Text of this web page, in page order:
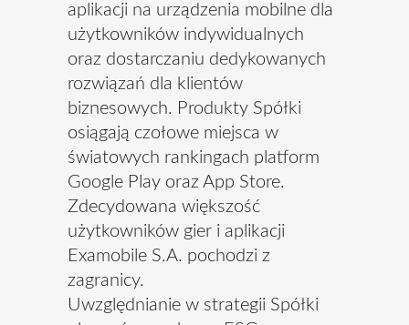
aplikacji na urządzenia mobilne dla
użytkowników indywidualnych
oraz dostarczaniu dedykowanych
rozwiązań dla klientów
biznesowych. Produkty Spółki
osiągają czołowe miejsca w
światowych rankingach platform
Google Play oraz App Store.
Zdecydowana większość
użytkowników gier i aplikacji
Examobile S.A. pochodzi z
zagranicy.
Uwzględnianie w strategii Spółki